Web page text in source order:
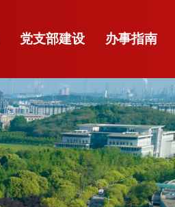
党支部建设 办事指南